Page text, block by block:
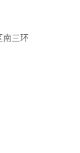
南三环